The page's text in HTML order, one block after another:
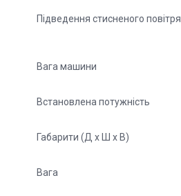
Підведення стисненого повітря
Вага машини
Встановлена ​​потужність
Габарити (Д х Ш х В)
Вага